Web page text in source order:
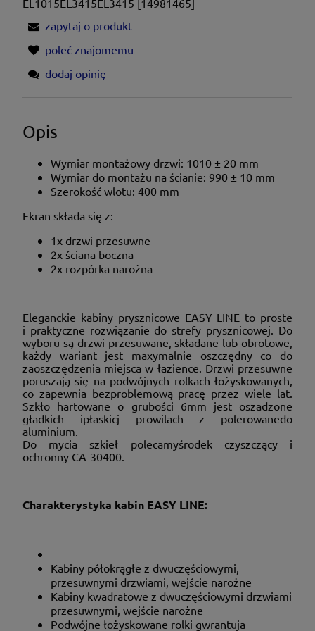
zapytaj o produkt
poleć znajomemu
dodaj opinię
Opis
Wymiar montażowy drzwi: 1010 ± 20 mm
Wymiar do montażu na ścianie: 990 ± 10 mm
Szerokość wlotu: 400 mm
Ekran składa się z:
1x drzwi przesuwne
2x ściana boczna
2x rozpórka narożna
Eleganckie kabiny prysznicowe EASY LINE to proste
i praktyczne rozwiązanie do strefy prysznicowej. Do
wyboru są drzwi przesuwane, składane lub obrotowe,
każdy wariant jest maxymalnie oszczędny co do
zaoszczędzenia miejsca w łazience. Drzwi przesuwne
poruszają się na podwójnych rolkach łożyskowanych,
co zapewnia bezproblemową pracę przez wiele lat.
Szkło hartowane o grubości 6mm jest oszadzone
gładkich ipłaskicj prowilach z polerowanedo
aluminium.
Do mycia szkieł polecamyśrodek czyszczący i
ochronny CA-30400.
Charakterystyka kabin EASY LINE:
Kabiny półokrągłe z dwuczęściowymi,
przesuwnymi drzwiami, wejście narożne
Kabiny kwadratowe z dwuczęściowymi drzwiami
przesuwnymi, wejście narożne
Podwójne łożyskowane rolki gwrantuja